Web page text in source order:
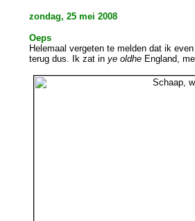
zondag, 25 mei 2008
Oeps
Helemaal vergeten te melden dat ik
terug dus. Ik zat in ye oldhe England,